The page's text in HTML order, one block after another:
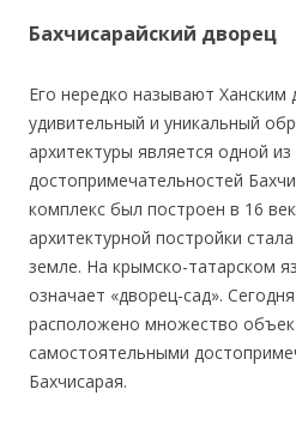
Бахчисарайский дворец
Его нередко называют Ханским
удивительный и уникальный
архитектуры является одной
достопримечательностей
комплекс был построен в 16
архитектурной постройки
земле. На крымско-татарском
означает «дворец-сад».
расположено множество
самостоятельными
Бахчисарая.